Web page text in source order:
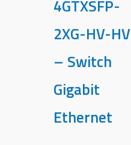
4GTXSFP-
2XG-HV-HV
– Switch
Gigabit
Ethernet